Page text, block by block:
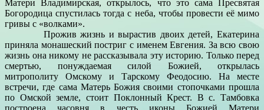
Матери Владимирская, открылось, что это сама Пресвятая
Богородица спустилась тогда с неба, чтобы провести её мимо
гривы с «волками».
Прожив жизнь и вырастив двоих детей, Екатерина
приняла монашеский постриг с именем Евгения. За всю свою
жизнь она никому не рассказывала эту историю. Только перед
смертью, понуждаемая силой Божией, открылась
митрополиту Омскому и Тарскому Феодосию. На месте
встречи, где сама Матерь Божия своими стопочками прошла
по Омской земле, стоит Поклонный Крест. В с. Тамбовка
построена часовня в честь иконы Божией Матери